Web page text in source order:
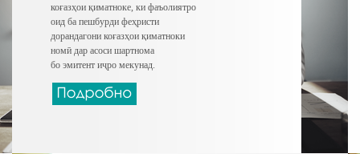
коғазҳои қиматноке, ки фаъолиятро
оид ба пешбурди феҳристи
дорандагони коғазҳои қиматноки
номӣ дар асоси шартнома
бо эмитент иҷро мекунад.